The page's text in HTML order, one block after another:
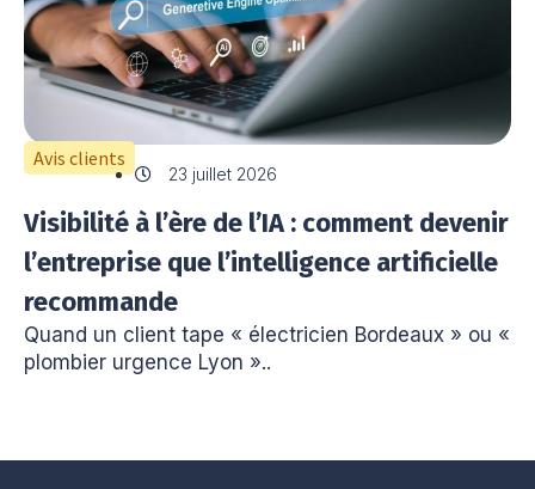
Avis clients
23 juillet 2026
Visibilité à l’ère de l’IA : comment devenir
l’entreprise que l’intelligence artificielle
recommande
Quand un client tape « électricien Bordeaux » ou «
plombier urgence Lyon »..